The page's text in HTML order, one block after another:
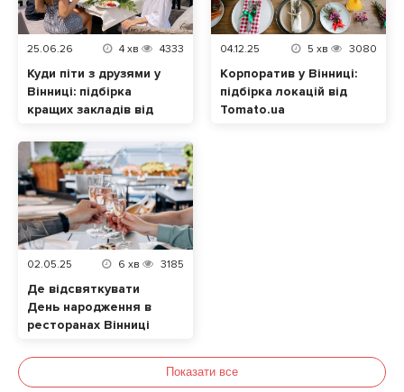
25.06.26 4 хв 4333
Куди піти з друзями у
Вінниці: підбірка
кращих закладів від
04.12.25 5 хв 3080
Корпоратив у Вінниці:
підбірка локацій від
Tomato.ua
02.05.25 6 хв 3185
Де відсвяткувати
День народження в
ресторанах Вінниці
Показати все